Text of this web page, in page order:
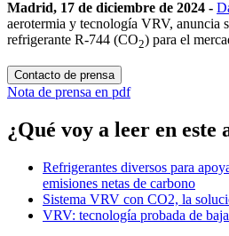
Madrid, 17 de diciembre de 2024 -
aerotermia y tecnología VRV, anuncia
refrigerante R-744 (CO2) para el
Contacto de prensa
Nota de prensa en pdf
¿Qué voy a leer en este
Refrigerantes diversos para
emisiones netas de carbono
Sistema VRV con CO2, la
VRV: tecnología probada de